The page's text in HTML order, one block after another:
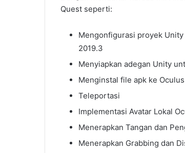
Quest seperti:
Mengonfigurasi proyek
2019.3
Menyiapkan adegan Unity
Menginstal file apk ke
Teleportasi
Implementasi Avatar Lokal
Menerapkan Tangan dan
Menerapkan Grabbing dan